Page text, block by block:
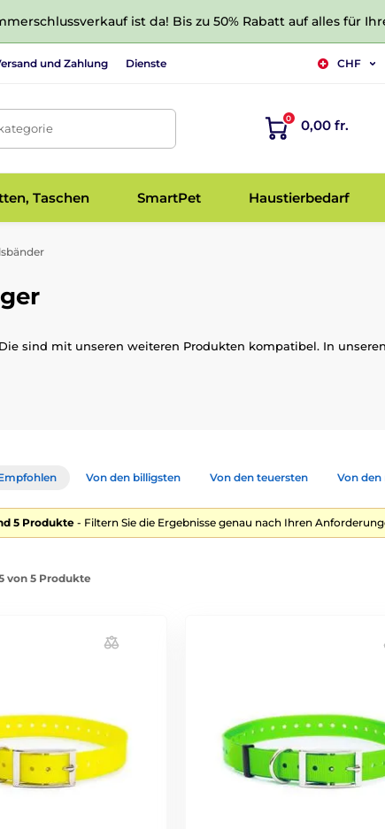
ist da! Bis zu 50% Rabatt auf alles für
und Zahlung Dienste CHF
0 0,00 fr.
Taschen SmartPet Haustierbedarf
sind mit unseren weiteren Produkten kompatibel. In
Von den billigsten Von den teuersten Von den
5 Produkte- Filtern Sie die Ergebnisse genau nach Ihren
von 5 Produkte